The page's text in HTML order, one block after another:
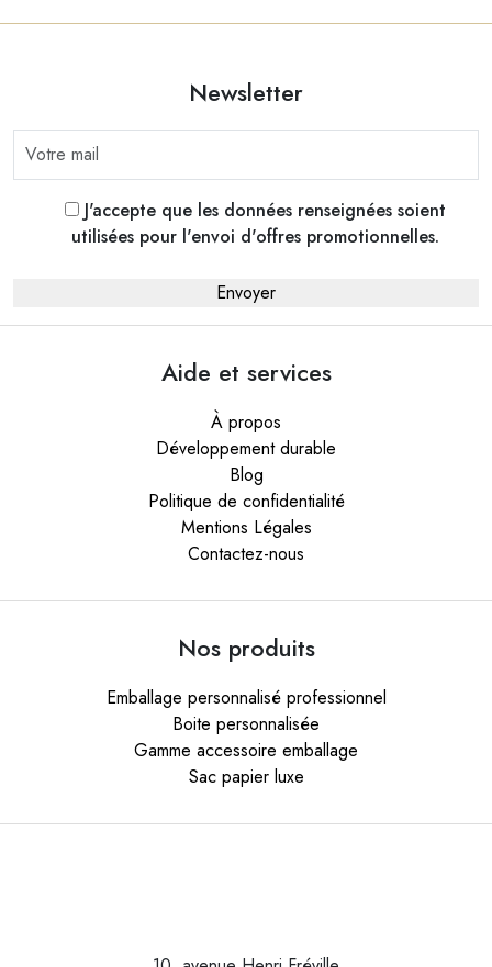
Aide et services
À propos
Développement durable
Blog
Politique de confidentialité
Mentions Légales
Contactez-nous
Nos produits
Emballage personnalisé professionnel
Boite personnalisée
Gamme accessoire emballage
Sac papier luxe
Newsletter
J'accepte que les données renseignées soient
utilisées pour l'envoi d'offres promotionnelles.